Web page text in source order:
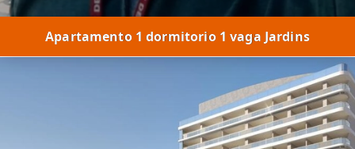
Apartamento 1 dormitorio 1 vaga Jardins